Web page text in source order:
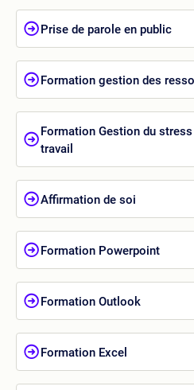
Prise de parole en public
Formation gestion des
Formation Gestion du
travail
Affirmation de soi
Formation Powerpoint
Formation Outlook
Formation Excel